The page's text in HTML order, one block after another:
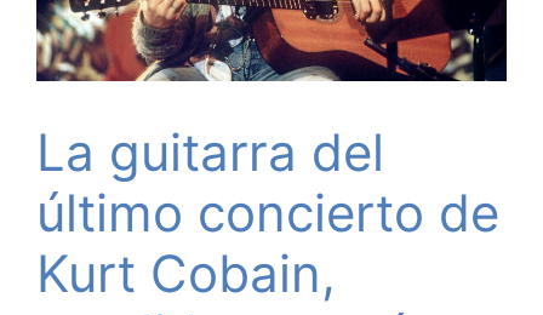
La guitarra del
último concierto de
Kurt Cobain,